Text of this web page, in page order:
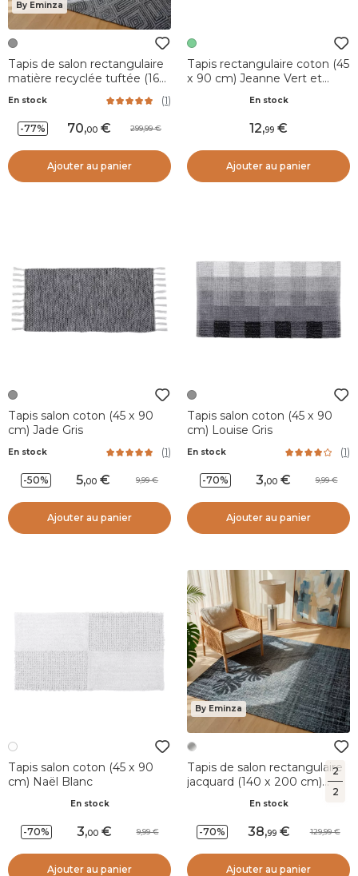
2
2
By Eminza
Tapis de salon rectangulaire
matière recyclée tuftée (160
En stock (1)
-77% 70,00 299,99
Ajouter au panier
Tapis rectangulaire coton (45
x 90 cm) Jeanne Vert et
En stock
12,99
Ajouter au panier
Tapis salon coton (45 x 90
cm) Jade Gris
En stock (1)
-50% 5,00 9,99
Ajouter au panier
Tapis salon coton (45 x 90
cm) Louise Gris
En stock (1)
-70% 3,00 9,99
Ajouter au panier
Tapis salon coton (45 x 90
cm) Naël Blanc
En stock
-70% 3,00 9,99
Ajouter au panier
By Eminza
Tapis de salon rectangulaire
jacquard (140 x 200 cm)
En stock
-70% 38,99 129,99
Ajouter au panier